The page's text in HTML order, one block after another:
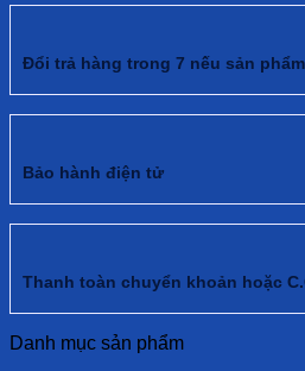
Đổi trả hàng trong 7 nếu sản
Bảo hành điện tử
Thanh toàn chuyển khoản hoặc
Danh mục sản phẩm